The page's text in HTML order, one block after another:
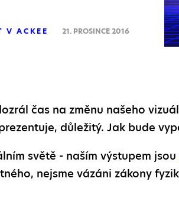
V ACKEE 21. PROSINCE 2016
čas na změnu našeho
důležitý. Jak bude
světě - naším výstupem jsou
nejsme vázáni zákony